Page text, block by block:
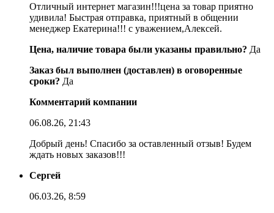
Отличный интернет магазин!!!цена за товар приятно
удивила! Быстрая отправка, приятный в общении
менеджер Екатерина!!! с уважением,Алексей.
Цена, наличие товара были указаны правильно? Да
Заказ был выполнен (доставлен) в оговоренные
сроки? Да
Комментарий компании
06.08.26, 21:43
Добрый день! Спасибо за оставленный отзыв! Будем
ждать новых заказов!!!
Сергей
06.03.26, 8:59